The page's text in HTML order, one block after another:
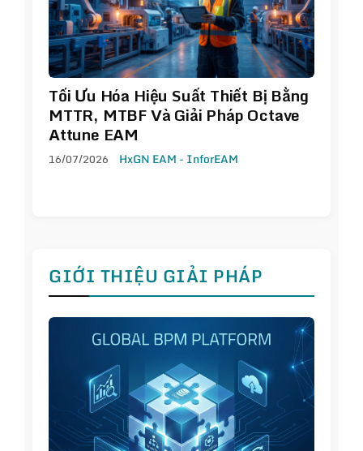
Tối Ưu Hóa Hiệu Suất Thiết Bị Bằng
MTTR, MTBF Và Giải Pháp Octave
Attune EAM
16/07/2026 HxGN EAM - InforEAM
GIỚI THIỆU GIẢI PHÁP